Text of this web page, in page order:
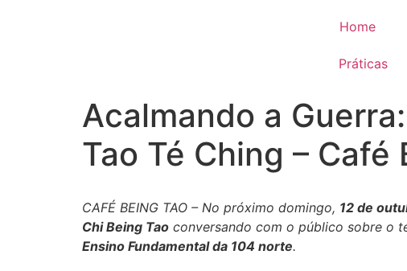
Home
Práticas
Acalmando a
Tao Té Ching –
CAFÉ BEING TAO – No próximo domingo, 12 de
Chi Being Tao conversando com o público sobre o
Ensino Fundamental da 104 norte.